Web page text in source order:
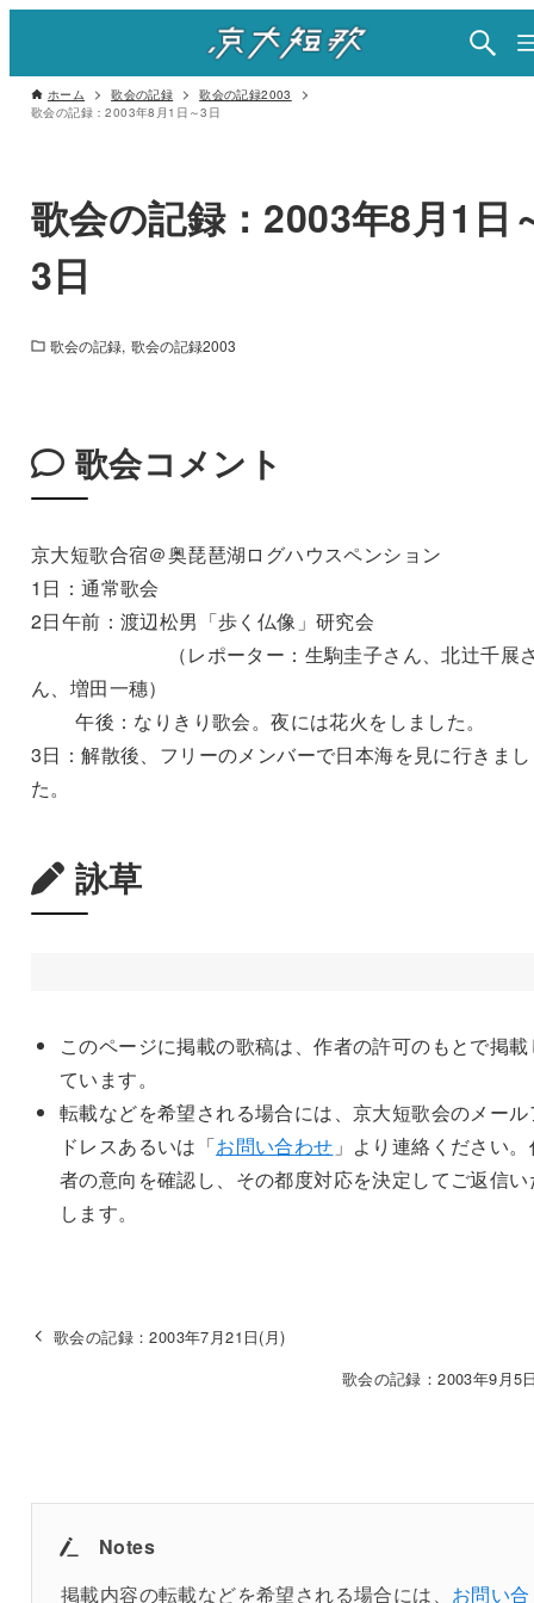
ホーム 歌会の記録
歌会の記録2003
歌会の記録：2003年8月1日～3日
歌会の記録：2003年8月1日
3日
歌会の記録 歌会の記録2003
歌会コメント
京大短歌合宿＠奥琵琶湖ログハウスペンション
1日：通常歌会
2日午前：渡辺松男「歩く仏像」研究会
（レポーター：生駒圭子さん、北辻千展
ん、増田一穗）
午後：なりきり歌会。夜には花火をしました。
3日：解散後、フリーのメンバーで日本海を見に行きまし
た。
詠草
このページに掲載の歌稿は、作者の許可のもとで掲載
ています。
転載などを希望される場合には、京大短歌会のメール
ドレスあるいは「お問い合わせ 」より連絡ください
者の意向を確認し、その都度対応を決定してご返信い
します。
歌会の記録：2003年7月21日(月)
歌会の記録：2003年9月5
Notes
掲載内容の転載などを希望される場合には、 お問い合